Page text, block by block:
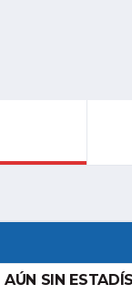
AÚN SIN